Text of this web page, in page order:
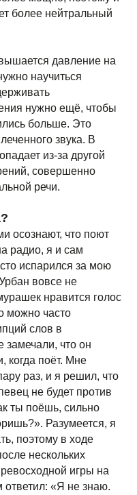
более нейтральный
давление на
научиться
нужно ещё, чтобы
больше. Это
звука. В
из-за другой
совершенно
речи.
осознают, что поют
радио, я и сам
испарился за мою
вовсе не
нравится голос
можно часто
слов в
замечали, что он
когда поёт. Мне
раз, и я решил, что
не будет против
ты поёшь, сильно
Разумеется, я
поэтому в ходе
нескольких
игры на
ответил: «Я не знаю.